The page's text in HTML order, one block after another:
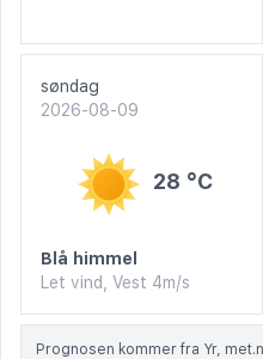
søndag
2026-08-09
28 °C
Blå himmel
Let vind, Vest 4m/s
Prognosen kommer fra Yr,